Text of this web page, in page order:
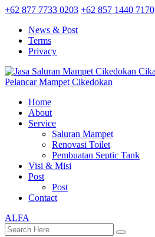
+62 877 7733 0203 +62 857 1440 7170
News & Post
Terms
Privacy
Home
About
Service
Saluran Mampet
Renovasi Toilet
Pembuatan Septic Tank
Visi & Misi
Post
Post
Contact
ALFA